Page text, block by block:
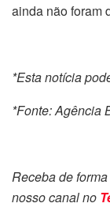
ainda não foram
*Esta notícia
*Fonte: Agência
Receba de
nosso canal no